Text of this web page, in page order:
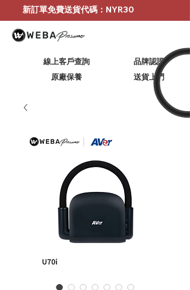
新訂單免費送貨代碼：NYR30
線上客戶查詢
原廠保養
品牌認證
​送貨上門